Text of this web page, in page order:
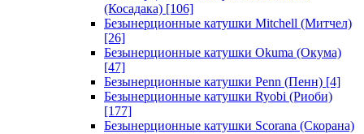
(Косадака) [106]
Безынерционные катушки Mitchell (Митчел)
[26]
Безынерционные катушки Okuma (Окума)
[47]
Безынерционные катушки Penn (Пенн) [4]
Безынерционные катушки Ryobi (Риоби)
[177]
Безынерционные катушки Scorana (Скорана)